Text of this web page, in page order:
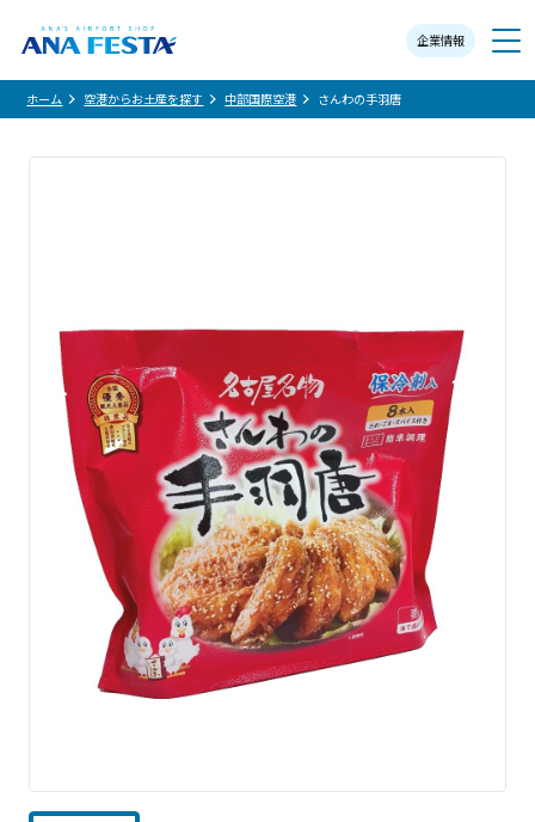
企業情報
メニュー
ホーム 空港からお土産を探す 中部国際空港 さんわの手羽唐